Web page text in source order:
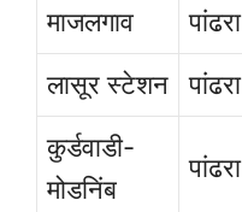
माजलगाव
पांढरा
लासूर स्टेशन
पांढरा
कुर्डवाडी-
मोडनिंब
पांढरा